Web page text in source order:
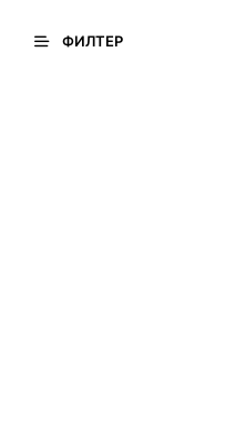
ФИЛТЕР